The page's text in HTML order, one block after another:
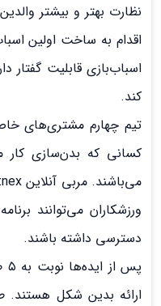
نظارت بهتر و بیشتر
اقدام به ساخت اولین
اسباب‌بازی قابلیت گفتار
کند.
تیم چهارم مشتری‌های
کسانی که بدن‌سازی کار
ورزشکاران می‌توانند
دسترسی داشته‌ باشند.
ارائه بدین شکل هستند.